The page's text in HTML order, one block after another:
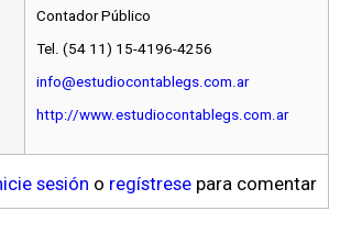
Contador Público
Tel. (54 11) 15-4196-4256
info@estudiocontablegs.com.ar
http://www.estudiocontablegs.com.ar
sesión o regístrese para comentar